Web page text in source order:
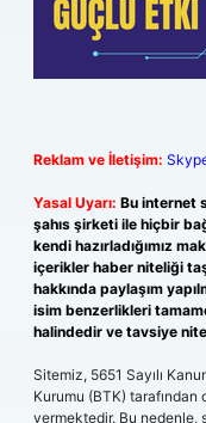
Reklam ve İletişim:
Yasal Uyarı: Bu internet
şahıs şirketi ile hiçbir
kendi hazırladığımız
içerikler haber niteliği
hakkında paylaşım
isim benzerlikleri
halindedir ve tavsiye
Sitemiz, 5651 Sayılı
Kurumu (BTK) tarafından
vermektedir. Bu